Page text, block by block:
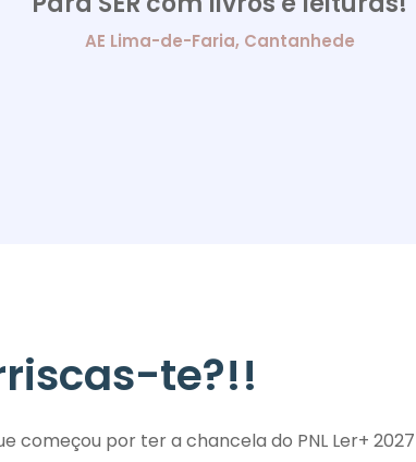
AE Lima-de-Faria, Cantanhede
te?!!
começou por ter a chancela do PNL Ler+ 2027